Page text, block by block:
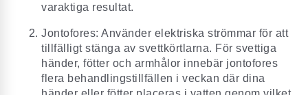
varaktiga resultat.
Jontofores: Använder elektriska strömmar för att
tillfälligt stänga av svettkörtlarna. För svettiga
händer, fötter och armhålor innebär jontofores
flera behandlingstillfällen i veckan där dina